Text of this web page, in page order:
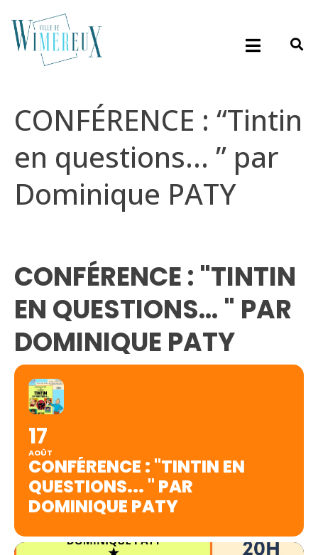
CONFÉRENCE : “Tintin
en questions… ” par
Dominique PATY
CONFÉRENCE : "TINTIN
EN QUESTIONS... " PAR
DOMINIQUE PATY
17
AOÛT
CONFÉRENCE : "TINTIN EN
QUESTIONS... " PAR
DOMINIQUE PATY